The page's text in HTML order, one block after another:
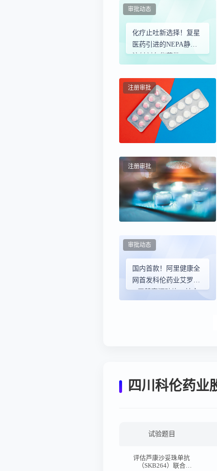
化疗止吐新选择！复星
医药引进的NEPA静脉
注射剂在华获批
审批动态
注册审批
注册审批
国内首款！阿里健康全
网首发科伦药业艾罗星
®罗替高汀贴片，帕金
审批动态
四川科伦药业
试验题目
评估芦康沙妥珠单抗
（SKB264）联合